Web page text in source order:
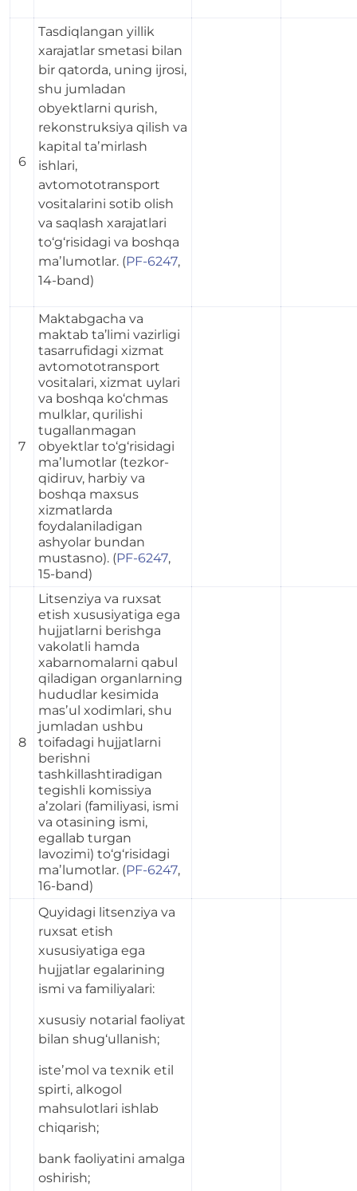
6
Tasdiqlangan yillik
xarajatlar smetasi bilan
bir qatorda, uning ijrosi,
shu jumladan
obyektlarni qurish,
rekonstruksiya qilish va
kapital taʼmirlash
ishlari,
avtomototransport
vositalarini sotib olish
va saqlash xarajatlari
to‘g‘risidagi va boshqa
maʼlumotlar. (PF-6247,
14-band)
7
Maktabgacha va
maktab ta’limi vazirligi
tasarrufidagi xizmat
avtomototransport
vositalari, xizmat uylari
va boshqa ko‘chmas
mulklar, qurilishi
tugallanmagan
obyektlar to‘g‘risidagi
maʼlumotlar (tezkor-
qidiruv, harbiy va
boshqa maxsus
xizmatlarda
foydalaniladigan
ashyolar bundan
mustasno). (PF-6247,
15-band)
8
Litsenziya va ruxsat
etish xususiyatiga ega
hujjatlarni berishga
vakolatli hamda
xabarnomalarni qabul
qiladigan organlarning
hududlar kesimida
masʼul xodimlari, shu
jumladan ushbu
toifadagi hujjatlarni
berishni
tashkillashtiradigan
tegishli komissiya
aʼzolari (familiyasi, ismi
va otasining ismi,
egallab turgan
lavozimi) to‘g‘risidagi
maʼlumotlar. (PF-6247,
16-band)
Quyidagi litsenziya va
ruxsat etish
xususiyatiga ega
hujjatlar egalarining
ismi va familiyalari:
xususiy notarial faoliyat
bilan shug‘ullanish;
isteʼmol va texnik etil
spirti, alkogol
mahsulotlari ishlab
chiqarish;
bank faoliyatini amalga
oshirish;